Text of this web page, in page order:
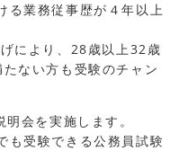
る業務従事歴が４年以上
により、28歳以上32歳
ない方も受験のチャン
会を実施します。
も受験できる公務員試験